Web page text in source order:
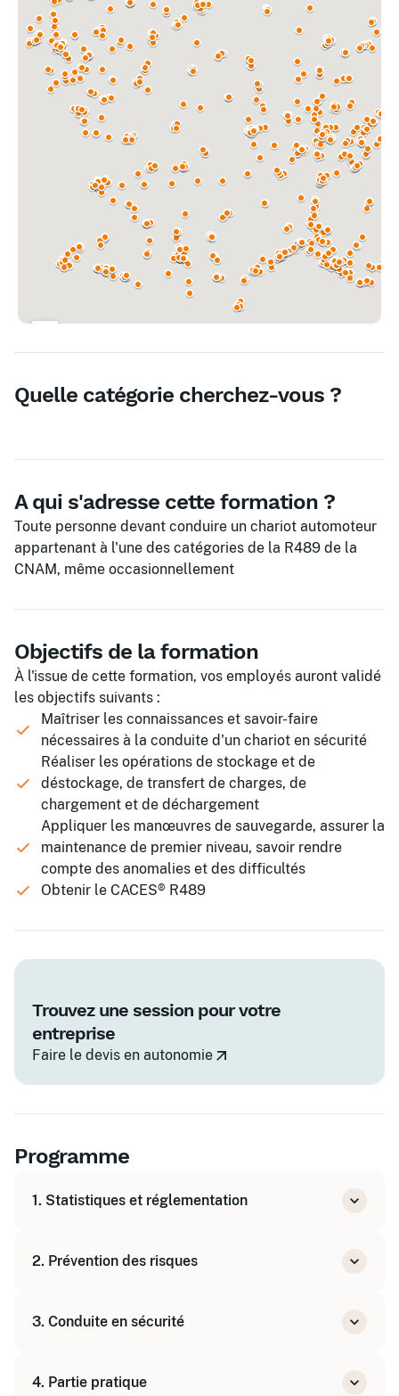
Quelle catégorie cherchez-vous ?
A qui s'adresse cette formation ?
Toute personne devant conduire un chariot automoteur
appartenant à l'une des catégories de la R489 de la
CNAM, même occasionnellement
Objectifs de la formation
À l'issue de cette formation, vos employés auront validé
les objectifs suivants :
Maîtriser les connaissances et savoir-faire
nécessaires à la conduite d'un chariot en sécurité
Réaliser les opérations de stockage et de
déstockage, de transfert de charges, de
chargement et de déchargement
Appliquer les manœuvres de sauvegarde, assurer la
maintenance de premier niveau, savoir rendre
compte des anomalies et des difficultés
Obtenir le CACES® R489
Trouvez une session pour votre
entreprise
Faire le devis en autonomie
Programme
1. Statistiques et réglementation
Les dispositions réglementaires
2. Prévention des risques
Les différents acteurs de l'entreprise et leurs
Processus menant à l'AT et à la MP
3. Conduite en sécurité
Catégories de chariots à conducteur porté
4. Partie pratique